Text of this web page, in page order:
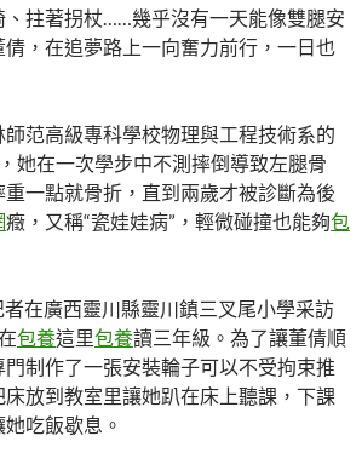
、拄著拐杖……幾乎沒有一天能像雙腿安
，在追夢路上一向奮力前行，一日也
范高級專科學校物理與工程技術系的
她在一次學步中不測摔倒導致左腿骨
一點就骨折，直到兩歲才被診斷為後
癥，又稱“瓷娃娃病”，輕微碰撞也能夠包
在廣西靈川縣靈川鎮三叉尾小學采訪
包養這里包養讀三年級。為了讓董倩順
制作了一張安裝輪子可以不受拘束推
放到教室里讓她趴在床上聽課，下課
吃飯歇息。